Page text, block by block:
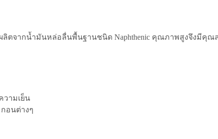
ลิตจากน้ำมันหล่อลื่นพื้นฐานชนิด Naphthenic คุณภาพสูงจึงมีคุณส
ามเย็น
อนต่างๆ